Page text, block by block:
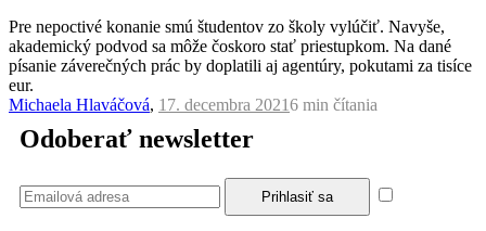
Pre nepoctivé konanie smú študentov zo školy vylúčiť. Navyše,
akademický podvod sa môže čoskoro stať priestupkom. Na dané
písanie záverečných prác by doplatili aj agentúry, pokutami za tisíce
eur.
Michaela Hlaváčová, 17. decembra 20216 min čítania
Odoberať newsletter